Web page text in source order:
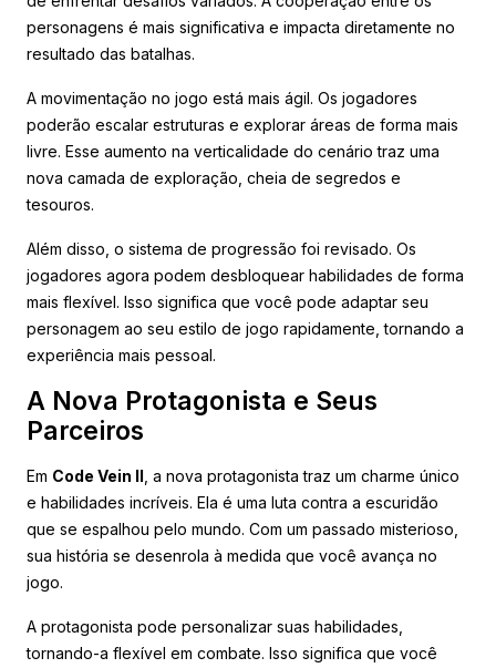
personagens é mais significativa e impacta diretamente no
resultado das batalhas.
A movimentação no jogo está mais ágil. Os jogadores
poderão escalar estruturas e explorar áreas de forma mais
livre. Esse aumento na verticalidade do cenário traz uma
nova camada de exploração, cheia de segredos e
tesouros.
Além disso, o sistema de progressão foi revisado. Os
jogadores agora podem desbloquear habilidades de forma
mais flexível. Isso significa que você pode adaptar seu
personagem ao seu estilo de jogo rapidamente, tornando a
experiência mais pessoal.
A Nova Protagonista e Seus
Parceiros
Em Code Vein II , a nova protagonista traz um charme único
e habilidades incríveis. Ela é uma luta contra a escuridão
que se espalhou pelo mundo. Com um passado misterioso,
sua história se desenrola à medida que você avança no
jogo.
A protagonista pode personalizar suas habilidades,
tornando-a flexível em combate. Isso significa que você